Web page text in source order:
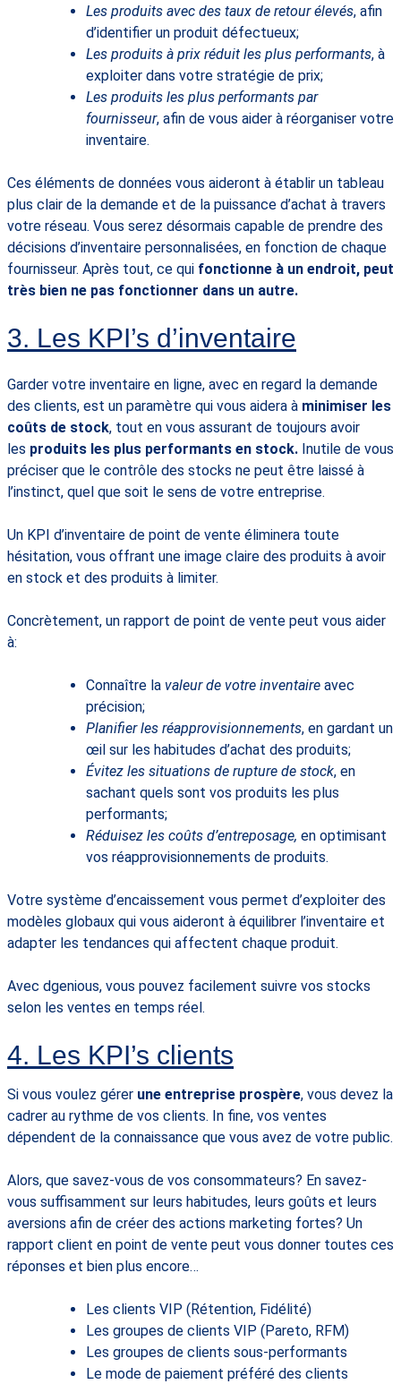
Les produits avec des taux de retour élevés, afin
d’identifier un produit défectueux;
Les produits à prix réduit les plus performants, à
exploiter dans votre stratégie de prix;
Les produits les plus performants par
fournisseur, afin de vous aider à réorganiser votre
inventaire.
Ces éléments de données vous aideront à établir un tableau
plus clair de la demande et de la puissance d’achat à travers
votre réseau. Vous serez désormais capable de prendre des
décisions d’inventaire personnalisées, en fonction de chaque
fournisseur. Après tout, ce qui fonctionne à un endroit, peut
très bien ne pas fonctionner dans un autre.
3. Les KPI’s d’inventaire
Garder votre inventaire en ligne, avec en regard la demande
des clients, est un paramètre qui vous aidera à minimiser les
coûts de stock, tout en vous assurant de toujours avoir
les produits les plus performants en stock. Inutile de vous
préciser que le contrôle des stocks ne peut être laissé à
l’instinct, quel que soit le sens de votre entreprise.
Un KPI d’inventaire de point de vente éliminera toute
hésitation, vous offrant une image claire des produits à avoir
en stock et des produits à limiter.
Concrètement, un rapport de point de vente peut vous aider
à:
Connaître la valeur de votre inventaire avec
précision;
Planifier les réapprovisionnements, en gardant un
œil sur les habitudes d’achat des produits;
Évitez les situations de rupture de stock, en
sachant quels sont vos produits les plus
performants;
Réduisez les coûts d’entreposage, en optimisant
vos réapprovisionnements de produits.
Votre système d’encaissement vous permet d’exploiter des
modèles globaux qui vous aideront à équilibrer l’inventaire et
adapter les tendances qui affectent chaque produit.
Avec dgenious, vous pouvez facilement suivre vos stocks
selon les ventes en temps réel.
4. Les KPI’s clients
Si vous voulez gérer une entreprise prospère, vous devez la
cadrer au rythme de vos clients. In fine, vos ventes
dépendent de la connaissance que vous avez de votre public.
Alors, que savez-vous de vos consommateurs? En savez-
vous suffisamment sur leurs habitudes, leurs goûts et leurs
aversions afin de créer des actions marketing fortes? Un
rapport client en point de vente peut vous donner toutes ces
réponses et bien plus encore…
Les clients VIP (Rétention, Fidélité)
Les groupes de clients VIP (Pareto, RFM)
Les groupes de clients sous-performants
Le mode de paiement préféré des clients